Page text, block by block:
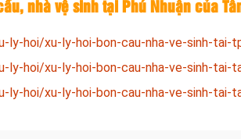
nhà vệ sinh tại Phú Nhuận của
ly-hoi/xu-ly-hoi-bon-cau-nha-ve-sinh-tai-
ly-hoi/xu-ly-hoi-bon-cau-nha-ve-sinh-tai-
ly-hoi/xu-ly-hoi-bon-cau-nha-ve-sinh-tai-